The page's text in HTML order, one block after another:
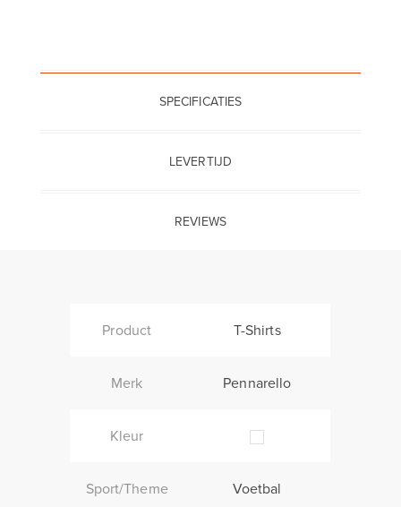
SPECIFICATIES
LEVERTIJD
REVIEWS
Product T-Shirts
Merk Pennarello
Kleur
Sport/Theme Voetbal